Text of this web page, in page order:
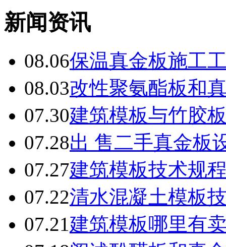
新闻资讯
08.06保温真金板施工
08.03改性聚氨酯板和
07.30建筑模板与竹胶
07.28出 售二手真金板
07.27建筑模板技术规
07.22清水混凝土模板
07.21建筑模板哪里有